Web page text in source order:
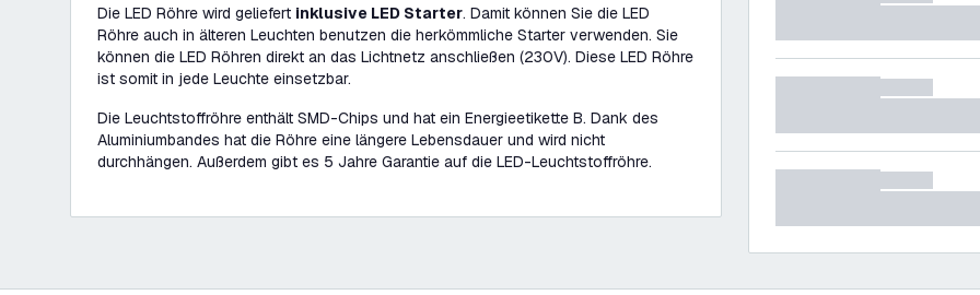
Die LED Röhre wird geliefert inklusive LED Starter. Damit können Sie die LED
Röhre auch in älteren Leuchten benutzen die herkömmliche Starter verwenden. Sie
können die LED Röhren direkt an das Lichtnetz anschließen (230V). Diese LED Röhre
ist somit in jede Leuchte einsetzbar.
Die Leuchtstoffröhre enthält SMD-Chips und hat ein Energieetikette B. Dank des
Aluminiumbandes hat die Röhre eine längere Lebensdauer und wird nicht
durchhängen. Außerdem gibt es 5 Jahre Garantie auf die LED-Leuchtstoffröhre.